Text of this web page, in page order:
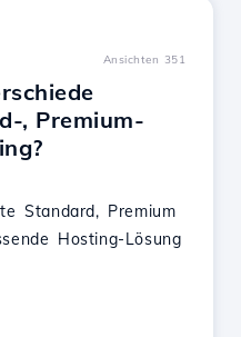
Ansichten 351
, Premium-
Standard, Premium
Hosting-Lösung